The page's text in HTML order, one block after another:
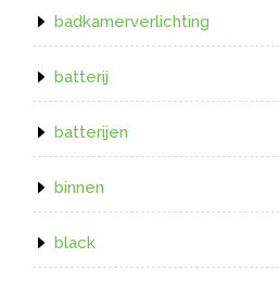
badkamerverlichting
batterij
batterijen
binnen
black